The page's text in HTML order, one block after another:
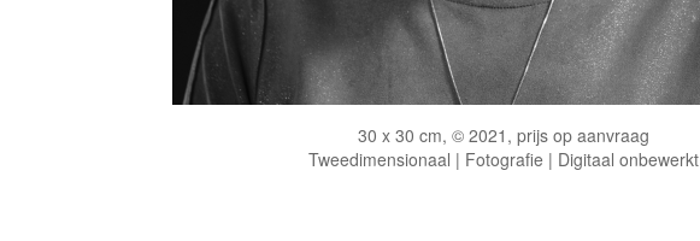
30 x 30 cm, © 2021, prijs op aanvraag
Tweedimensionaal | Fotografie | Digitaal onbewerkt